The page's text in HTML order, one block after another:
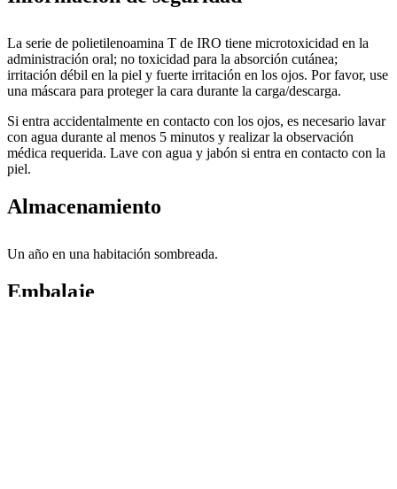
La serie de polietilenoamina T de IRO tiene microtoxicidad en la
administración oral; no toxicidad para la absorción cutánea;
irritación débil en la piel y fuerte irritación en los ojos. Por favor, use
una máscara para proteger la cara durante la carga/descarga.
Si entra accidentalmente en contacto con los ojos, es necesario lavar
con agua durante al menos 5 minutos y realizar la observación
médica requerida. Lave con agua y jabón si entra en contacto con la
piel.
Almacenamiento
Un año en una habitación sombreada.
Embalaje